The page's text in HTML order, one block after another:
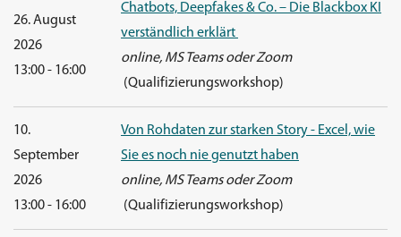
26. August
2026
13:00 - 16:00
Chatbots, Deepfakes & Co. – Die Blackbox KI
verständlich erklärt ​
online, MS Teams oder Zoom
(Qualifizierungsworkshop)
10.
September
2026
13:00 - 16:00
Von Rohdaten zur starken Story - Excel, wie
Sie es noch nie genutzt haben
online, MS Teams oder Zoom
(Qualifizierungsworkshop)